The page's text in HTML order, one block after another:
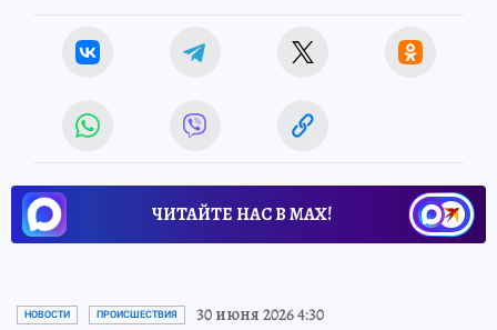
ЧИТАЙТЕ НАС В МАХ!
НОВОСТИ ПРОИСШЕСТВИЯ 30 июня 2026 4:30